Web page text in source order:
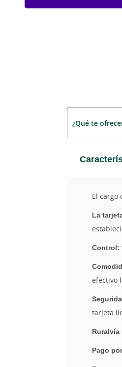
¿Qué te
El cargo
La
Control:
efectivo
tarjeta
Ruralvía
Pago